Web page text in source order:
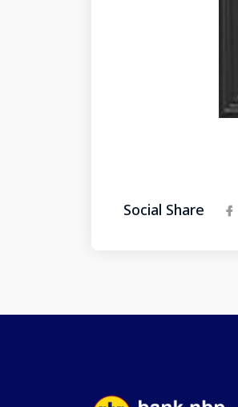
Social Share